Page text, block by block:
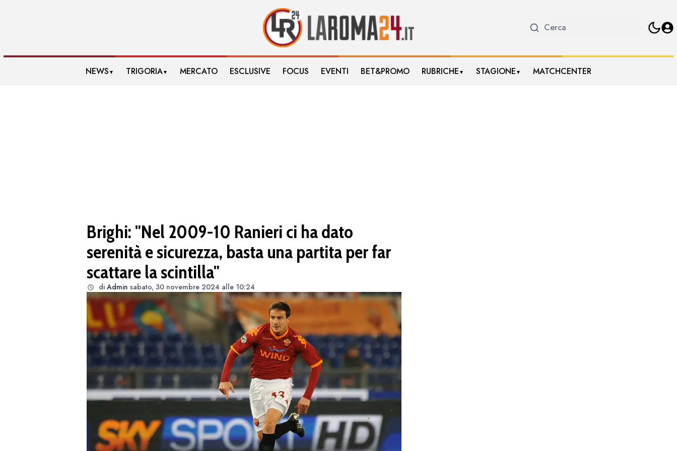
NEWS ▼ TRIGORIA▼ MERCATO ESCLUSIVE FOCUS EVENTI BET&PROMO RUBRICHE ▼ STAGIONE ▼ MATCHCENTER
Brighi: "Nel 2009-10 Ranieri ci ha dato
serenità e sicurezza, basta una partita per far
scattare la scintilla"
di Admin sabato, 30 novembre 2024 alle 10:24